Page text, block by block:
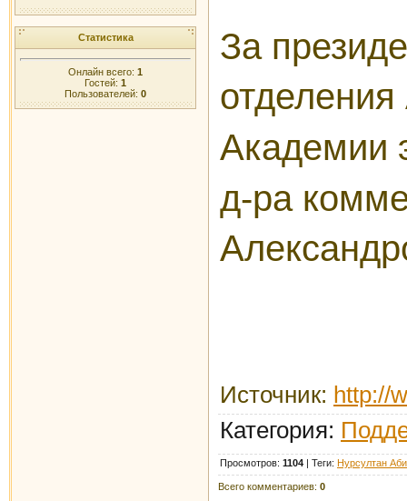
Статистика
Онлайн всего: 1
Гостей: 1
Пользователей: 0
За
Академии
д-ра
Источник: http://
Категория:
Просмотров: 1104 | Теги: Нурсултан
Всего комментариев: 0